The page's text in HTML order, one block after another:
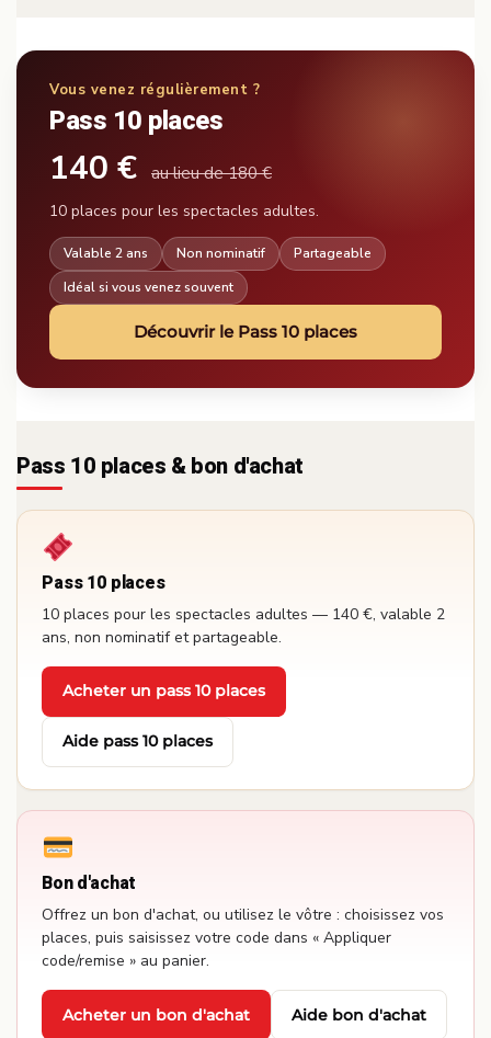
Vous venez régulièrement ?
Pass 10 places
140 € au lieu de 180 €
10 places pour les spectacles adultes.
Valable 2 ans Non nominatif
Partageable
Idéal si vous venez souvent
Découvrir le Pass 10 places
Pass 10 places & bon d'achat
Pass 10 places
10 places pour les spectacles adultes — 140 €, valable 2
ans, non nominatif et partageable.
Acheter un pass 10 places
· Aide pass 10 places
Bon d'achat
Offrez un bon d'achat, ou utilisez le vôtre : choisissez vos
places, puis saisissez votre code dans « Appliquer
code/remise » au panier.
Acheter un bon d'achat
·
Aide bon d'achat